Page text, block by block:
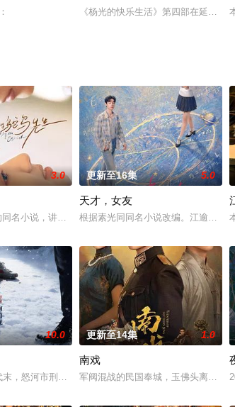
《杨光的快乐生活》第四部在延续
3.0
名小说，讲述了邻家女孩庞倩（苏晓彤 饰）与童年时
更新至16集 5.0
天才，女友
根据素光同同名小说改编。江逾白长
10.0
，怒河市刑侦支队在无普及监控、无DNA鉴定技术的
更新至14集 1.0
南戏
军阀混战的民国奉城，玉佛头离奇失